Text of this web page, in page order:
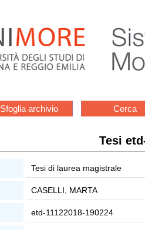
Sfoglia archivio Cerca
Tesi
Tesi di laurea magistrale
CASELLI, MARTA
etd-11122018-190224